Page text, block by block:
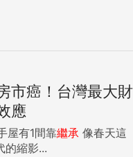
市癌！台灣最大財
應
屋有1間靠繼承
的縮影...